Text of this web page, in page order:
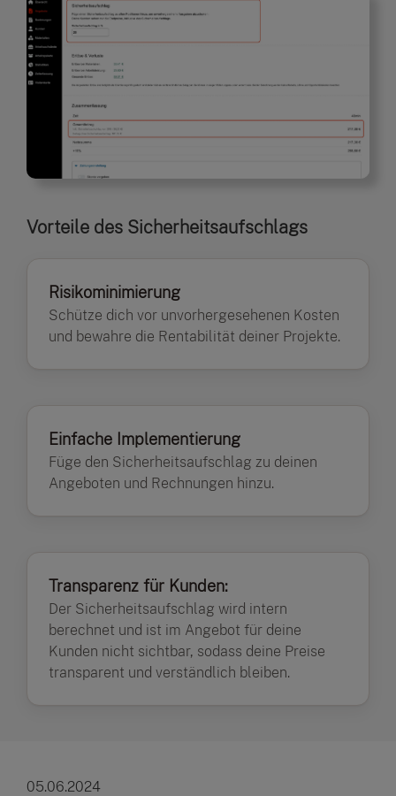
Vorteile des Sicherheitsaufschlags
Risikominimierung
Schütze dich vor unvorhergesehenen Kosten
und bewahre die Rentabilität deiner Projekte.
Einfache Implementierung
Füge den Sicherheitsaufschlag zu deinen
Angeboten und Rechnungen hinzu.
Transparenz für Kunden:
Der Sicherheitsaufschlag wird intern
berechnet und ist im Angebot für deine
Kunden nicht sichtbar, sodass deine Preise
transparent und verständlich bleiben.
05.06.2024